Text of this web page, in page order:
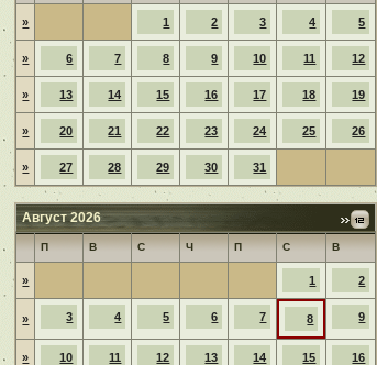
» 1 2 3 4 5
» 6 7 8 9 10 11 12
» 13 14 15 16 17 18 19
» 20 21 22 23 24 25 26
» 27 28 29 30 31
Август 2026
П В С Ч П С В
» 1 2
» 3 4 5 6 7 8 9
» 10 11 12 13 14 15 16